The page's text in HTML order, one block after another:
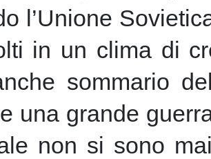
l’Unione
in un clima di
sommario
una grande
non si sono